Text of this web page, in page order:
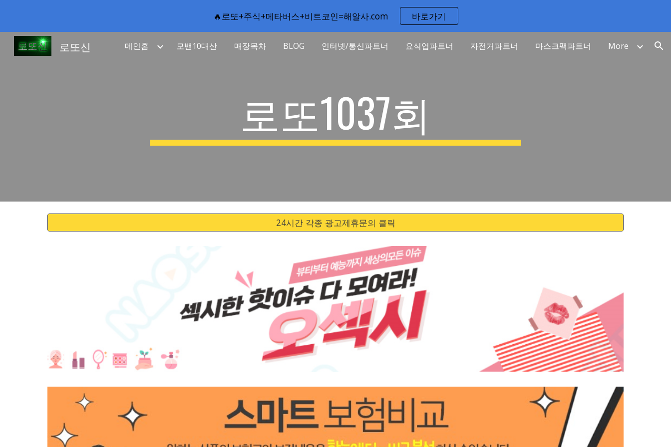
Skip to main content Skip to navigation
🔥로또+주식+메타버스+비트코인=해알사.com 바로가기
로또신 메인홈 모밴10대산 매장목차 BLOG 인터넷/통신파트너 요식업파트너 자전거파트너 마스크팩파트너 More
로또1037회
24시간 각종 광고제휴문의 클릭